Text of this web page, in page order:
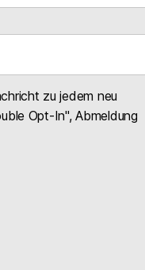
zu jedem neu
Opt-In", Abmeldung